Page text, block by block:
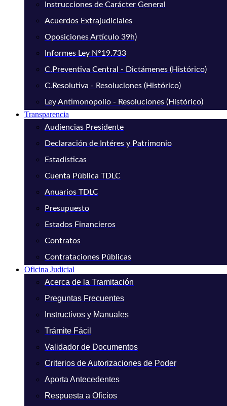
Instrucciones de Carácter General
Acuerdos Extrajudiciales
Oposiciones Artículo 39h)
Informes Ley N°19.733
C.Preventiva Central - Dictámenes (Histórico)
C.Resolutiva - Resoluciones (Histórico)
Ley Antimonopolio - Resoluciones (Histórico)
Transparencia
Audiencias Presidente
Declaración de Intéres y Patrimonio
Estadísticas
Cuenta Pública TDLC
Anuarios TDLC
Presupuesto
Estados Financieros
Contratos
Contrataciones Públicas
Oficina Judicial
Acerca de la Tramitación
Preguntas Frecuentes
Instructivos y Manuales
Trámite Fácil
Validador de Documentos
Criterios de Autorizaciones de Poder
Aporta Antecedentes
Respuesta a Oficios